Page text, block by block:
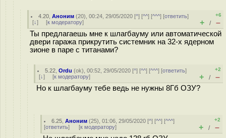
4.20 ,Аноним (20), 00:24, 29/05/2020 [^] [^^] [^^^] [ответить]
[↓] [к модератору]
+6
+ / –
Ты предлагаешь мне к шлагбауму или автоматической
двери гаража прикрутить системник на 32-х ядерном
зионе в паре с титанами?
5.22 ,Ordu (ok), 00:52, 29/05/2020 [^] [^^] [^^^] [ответить]
[↓] [к модератору]
+2
+ / –
Но к шлагбауму тебе ведь не нужны 8Гб ОЗУ?
6.25 ,Аноним (25), 01:06, 29/05/2020 [^] [^^] [^^^]
[ответить] [к модератору]
+2
+ / –